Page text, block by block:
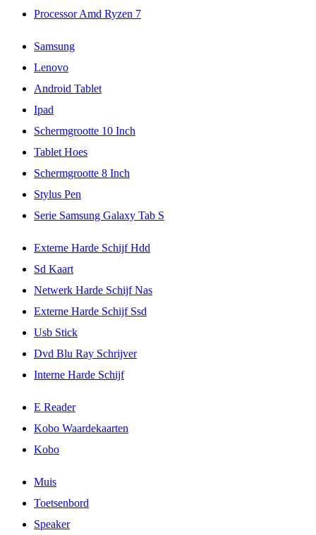
Processor Amd Ryzen 7
Samsung
Lenovo
Android Tablet
Ipad
Schermgrootte 10 Inch
Tablet Hoes
Schermgrootte 8 Inch
Stylus Pen
Serie Samsung Galaxy Tab S
Externe Harde Schijf Hdd
Sd Kaart
Netwerk Harde Schijf Nas
Externe Harde Schijf Ssd
Usb Stick
Dvd Blu Ray Schrijver
Interne Harde Schijf
E Reader
Kobo Waardekaarten
Kobo
Muis
Toetsenbord
Speaker